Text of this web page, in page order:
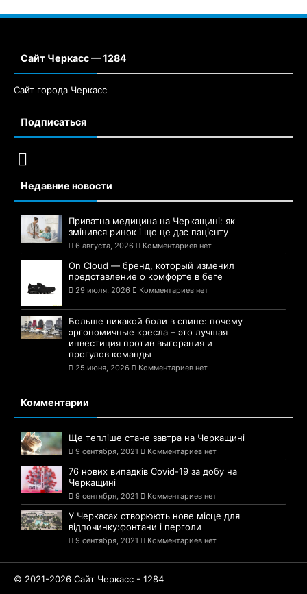
Сайт Черкасс — 1284
Сайт города Черкасс
Подписаться
Недавние новости
Приватна медицина на Черкащині: як
змінився ринок і що це дає пацієнту
6 августа, 2026 Комментариев нет
On Cloud — бренд, который изменил
представление о комфорте в беге
29 июля, 2026 Комментариев нет
Больше никакой боли в спине: почему
эргономичные кресла – это лучшая
инвестиция против выгорания и
прогулов команды
25 июня, 2026 Комментариев нет
Комментарии
Ще тепліше стане завтра на Черкащині
9 сентября, 2021 Комментариев нет
76 нових випадків Covid-19 за добу на
Черкащині
9 сентября, 2021 Комментариев нет
У Черкасах створюють нове місце для
відпочинку:фонтани і перголи
9 сентября, 2021 Комментариев нет
© 2021-2026 Сайт Черкасс - 1284